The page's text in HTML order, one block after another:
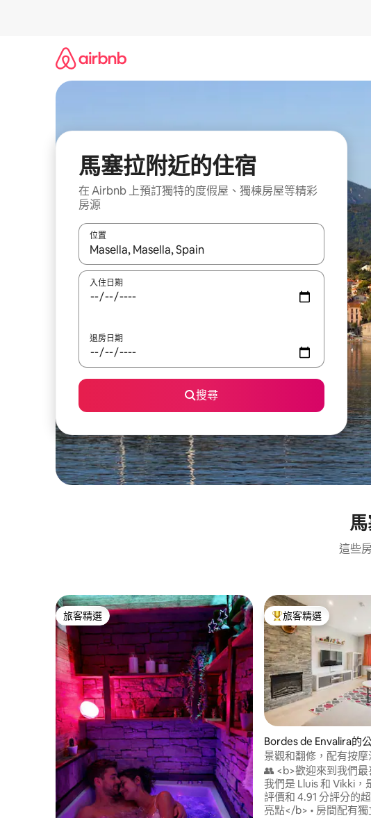
馬塞拉附近的住宿
在 Airbnb 上預訂獨特的度假屋、獨棟房屋等精彩
房源
位置
如有搜尋結果，瀏覽內容時請使用上下箭頭，或輕點、滑動裝置。
入住日期
退房日期
搜尋
這些
旅客精選
旅客精選 旅客精選榜首
旅客精選
Bordes de Envalira的
景觀和翻修，配有按
Grandvalira
👥 <b>歡迎來到我們最
我們是 Lluis 和 Vikki，
評價和 4.91 分評分的超讚
亮點</b> • 房間配有獨